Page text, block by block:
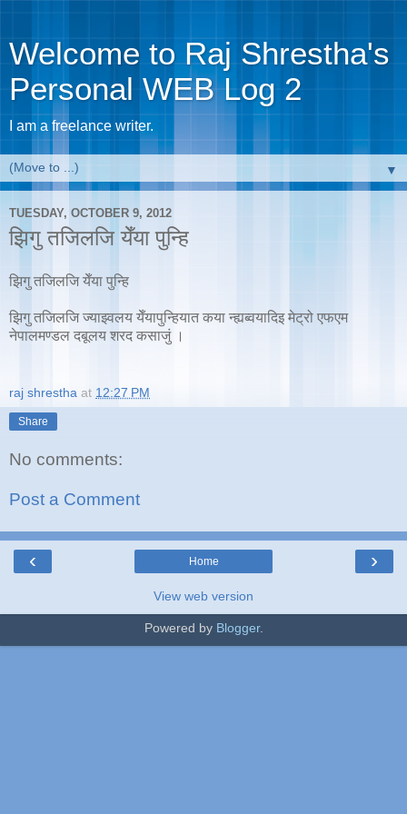
Welcome to Raj Shrestha's
Personal WEB Log 2
I am a freelance writer.
▼
TUESDAY, OCTOBER 9, 2012
झिगु तजिलजि येँया पुन्हि
झिगु तजिलजि येँया पुन्हि
झिगु तजिलजि ज्याझ्वलय येँयापुन्हियात कया न्ह्यब्वयादिइ मेट्रो एफएम
नेपालमण्डल दबूलय शरद कसाजुं ।
raj shrestha at 12:27 PM
Share
No comments:
Post a Comment
‹ ›
Home
View web version
Powered by Blogger.